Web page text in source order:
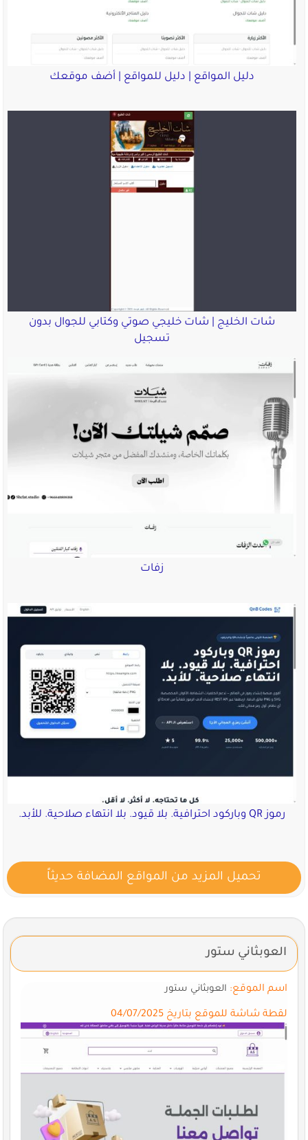
دليل المواقع | دليل للمواقع | أضف موقعك
شات الخليج | شات خليجي صوتي وكتابي للجوال بدون
تسجيل
زفات
رموز QR وباركود احترافية. بلا قيود. بلا انتهاء صلاحية. للأبد.
تحميل المزيد من المواقع المضافة حديثاً
العوبثاني ستور
اسم الموقع:العوبثاني ستور
لقطة شاشة للموقع بتاريخ 04/07/2025